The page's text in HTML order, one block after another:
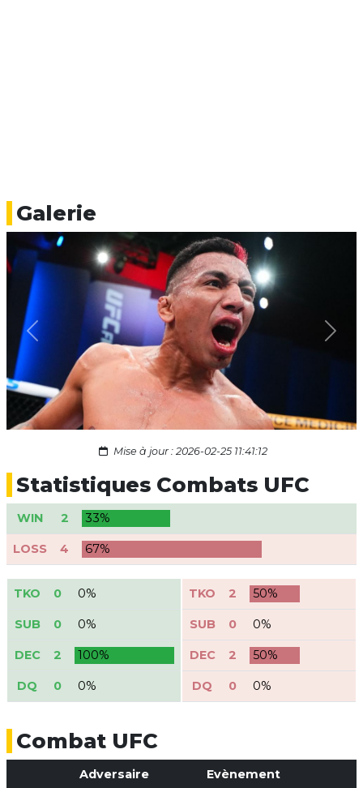
Galerie
Previous Next
Mise à jour : 2026-02-25 11:41:12
Statistiques Combats UFC
WIN 2 33%
LOSS 4 67%
TKO 0 0%
SUB 0 0%
DEC 2 100%
DQ 0 0%
TKO 2 50%
SUB 0 0%
DEC 2 50%
DQ 0 0%
Combat UFC
Adversaire Evènement